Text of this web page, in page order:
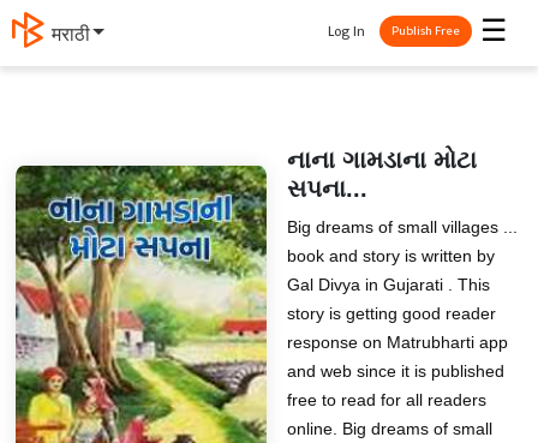
मराठी ☰
Log In Publish Free
નાના ગામડાના મોટા
સપના...
Big dreams of small villages ...
book and story is written by
Gal Divya in Gujarati . This
story is getting good reader
response on Matrubharti app
and web since it is published
free to read for all readers
online. Big dreams of small